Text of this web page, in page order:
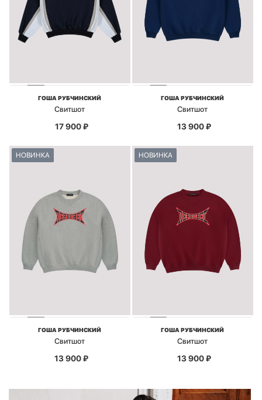
ГОША РУБЧИНСКИЙ
Свитшот
17 900₽
ГОША РУБЧИНСКИЙ
Свитшот
13 900₽
НОВИНКА
ГОША РУБЧИНСКИЙ
Свитшот
13 900₽
НОВИНКА
ГОША РУБЧИНСКИЙ
Свитшот
13 900₽